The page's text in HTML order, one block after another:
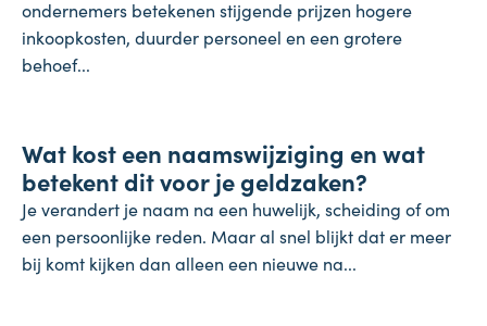
ondernemers betekenen stijgende prijzen hogere
inkoopkosten, duurder personeel en een grotere
behoef...
31 juli 2026
Wat kost een naamswijziging en wat
betekent dit voor je geldzaken?
Je verandert je naam na een huwelijk, scheiding of om
een persoonlijke reden. Maar al snel blijkt dat er meer
bij komt kijken dan alleen een nieuwe na...